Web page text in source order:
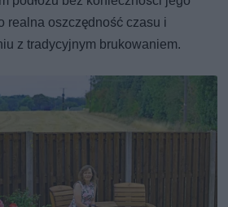
realna oszczędność czasu i
z tradycyjnym brukowaniem.